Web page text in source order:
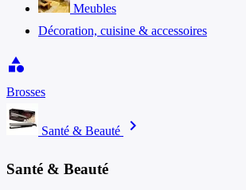
Meubles
Décoration, cuisine & accessoires
category
Brosses
Santé & Beauté chevron_right
Santé & Beauté